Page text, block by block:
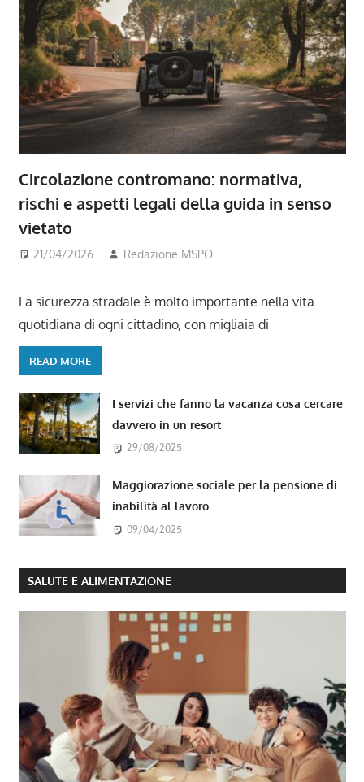
Circolazione contromano: normativa,
rischi e aspetti legali della guida in senso
vietato
21/04/2026 Redazione MSPO
La sicurezza stradale è molto importante nella vita
quotidiana di ogni cittadino, con migliaia di
READ MORE
I servizi che fanno la vacanza cosa cercare
davvero in un resort
29/08/2025
Maggiorazione sociale per la pensione di
inabilità al lavoro
09/04/2025
SALUTE E ALIMENTAZIONE